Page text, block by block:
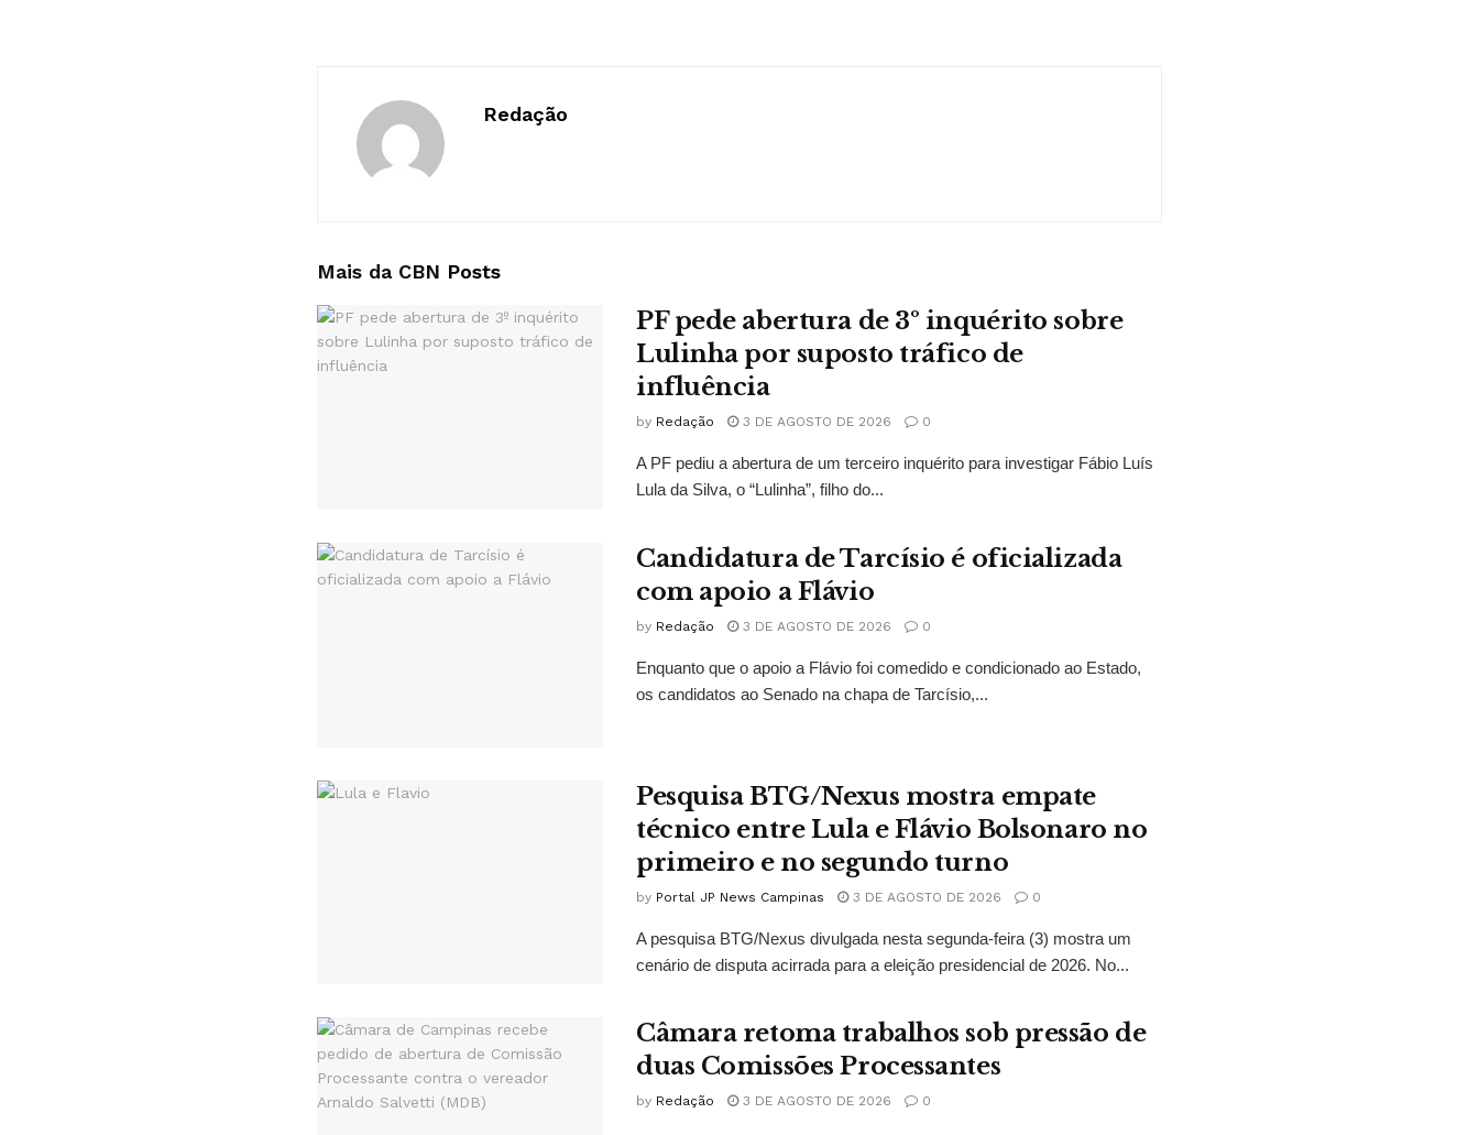
Redação
Mais da CBN Posts
PF pede abertura de 3º inquérito sobre
Lulinha por suposto tráfico de
influência
by Redação 3 DE AGOSTO DE 2026 0
A PF pediu a abertura de um terceiro inquérito para investigar Fábio Luís
Lula da Silva, o “Lulinha”, filho do...
Candidatura de Tarcísio é oficializada
com apoio a Flávio
by Redação 3 DE AGOSTO DE 2026 0
Enquanto que o apoio a Flávio foi comedido e condicionado ao Estado,
os candidatos ao Senado na chapa de Tarcísio,...
Pesquisa BTG/Nexus mostra empate
técnico entre Lula e Flávio Bolsonaro no
primeiro e no segundo turno
by Portal JP News Campinas 3 DE AGOSTO DE 2026 0
A pesquisa BTG/Nexus divulgada nesta segunda-feira (3) mostra um
cenário de disputa acirrada para a eleição presidencial de 2026. No...
Câmara retoma trabalhos sob pressão de
duas Comissões Processantes
by Redação 3 DE AGOSTO DE 2026 0